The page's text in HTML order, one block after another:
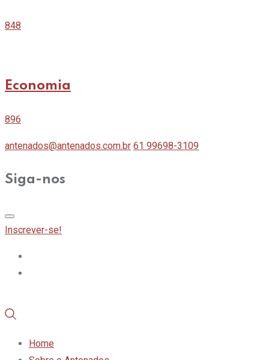
848
Economia
896
antenados@antenados.com.br 61 99698-3109
Siga-nos
Inscrever-se!
Home